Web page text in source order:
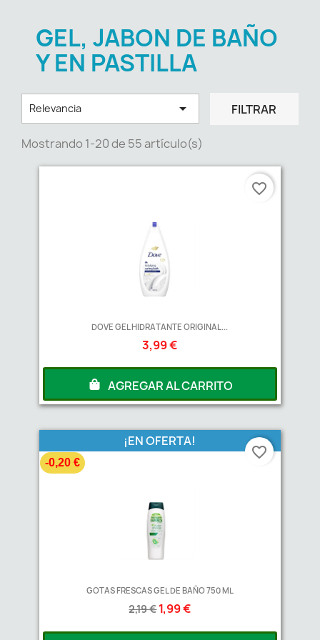
GEL, JABON DE BAÑO
Y EN PASTILLA
Relevancia  FILTRAR
Mostrando 1-20 de 55 artículo(s)
DOVE GEL HIDRATANTE ORIGINAL...
3,99 €
AGREGAR AL CARRITO
favorite_border
GOTAS FRESCAS GEL DE BAÑO 750 ML
2,19 €1,99 €
¡EN OFERTA!
-0,20 €
favorite_border